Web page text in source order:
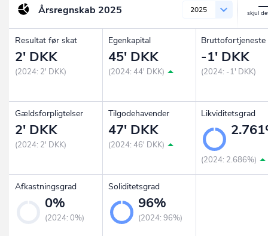
Årsregnskab 2025 2025
Resultat før skat
2' DKK
(2024: 2' DKK)
Egenkapital
45' DKK
(2024: 44' DKK)
Bruttofortjeneste
-1' DKK
(2024: -1' DKK)
Gældsforpligtelser
2' DKK
(2024: 2' DKK)
Tilgodehavender
47' DKK
(2024: 46' DKK)
Likviditetsgrad
(2024: 2.686%)
Afkastningsgrad
0%
(2024: 0%)
Soliditetsgrad
96%
(2024: 96%)